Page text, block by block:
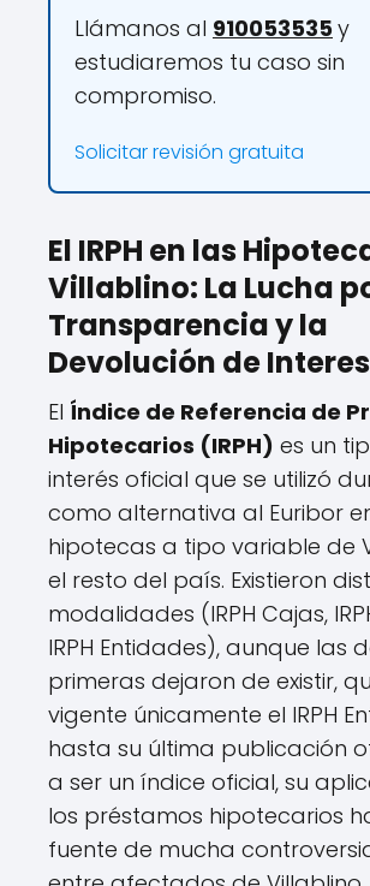
Llámanos al 910053535y
estudiaremos tu caso sin
compromiso.
Solicitar revisión gratuita
El IRPH en las
Villablino: La Lucha
Transparencia y la
Devolución de
El Índice de Referencia de
Hipotecarios (IRPH) es un
interés oficial que se utilizó
como alternativa al Euribor
hipotecas a tipo variable de
el resto del país. Existieron
modalidades (IRPH Cajas,
IRPH Entidades), aunque las
primeras dejaron de existir,
vigente únicamente el IRPH
hasta su última publicación
a ser un índice oficial, su
los préstamos hipotecarios
fuente de mucha